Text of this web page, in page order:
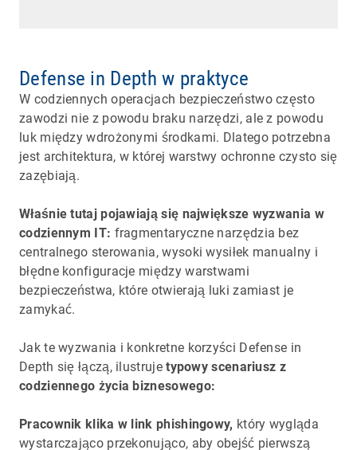
Defense in Depth w praktyce
W codziennych operacjach bezpieczeństwo często
zawodzi nie z powodu braku narzędzi, ale z powodu
luk między wdrożonymi środkami. Dlatego potrzebna
jest architektura, w której warstwy ochronne czysto się
zazębiają.
Właśnie tutaj pojawiają się największe wyzwania w
codziennym IT: fragmentaryczne narzędzia bez
centralnego sterowania, wysoki wysiłek manualny i
błędne konfiguracje między warstwami
bezpieczeństwa, które otwierają luki zamiast je
zamykać.
Jak te wyzwania i konkretne korzyści Defense in
Depth się łączą, ilustrujetypowy scenariusz z
codziennego życia biznesowego:
Pracownik klika w link phishingowy, który wygląda
wystarczająco przekonująco, aby obejść pierwszą